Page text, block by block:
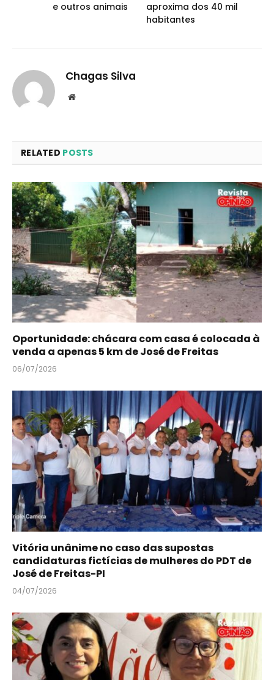
e outros animais
aproxima dos 40 mil
habitantes
Chagas Silva
Website
RELATED POSTS
Oportunidade: chácara com casa é colocada à
venda a apenas 5 km de José de Freitas
06/07/2026
Vitória unânime no caso das supostas
candidaturas fictícias de mulheres do PDT de
José de Freitas-PI
04/07/2026